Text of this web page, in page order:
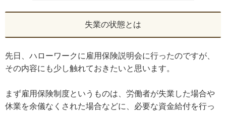
失業の状態とは
先日、ハローワークに雇用保険説明会に行ったのですが、
その内容にも少し触れておきたいと思います。
まず雇用保険制度というものは、労働者が失業した場合や
休業を余儀なくされた場合などに、必要な資金給付を行っ